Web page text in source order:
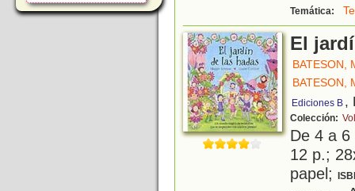
Temática:
El
BATESON,
BATESON,
Ediciones B ,
Colección:
De 4 a
12 p.;
papel;